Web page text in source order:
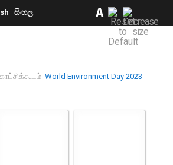
සිංහල
World Environment Day 2023